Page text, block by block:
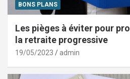
BONS PLANS
Les pièges à éviter pour
la retraite progressive
19/05/2023 admin